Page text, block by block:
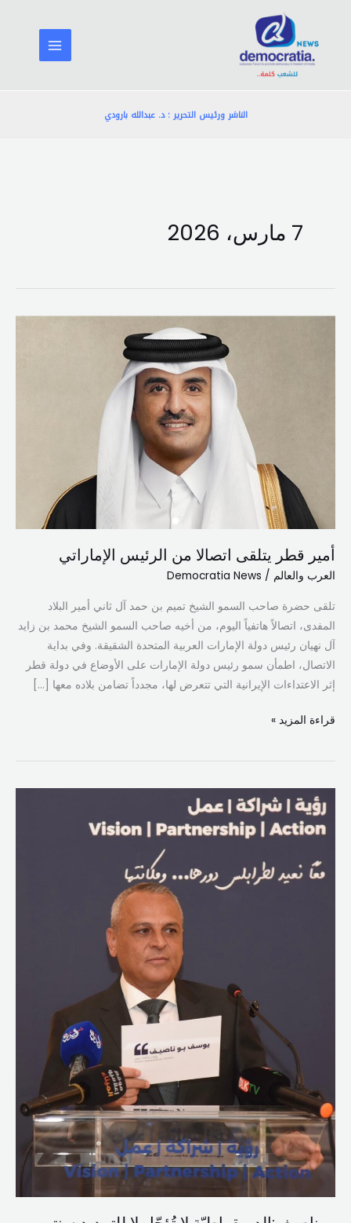
المحتوى
الناشر ورئيس التحرير : د. عبدالله بارودي
7 مارس، 2026
أمير قطر يتلقى اتصالا من الرئيس الإماراتي
العرب والعالم /
Democratia News
تلقى حضرة صاحب السمو الشيخ تميم بن حمد آل ثاني أمير البلاد
المفدى، اتصالاً هاتفياً اليوم، من أخيه صاحب السمو الشيخ محمد بن زايد
آل نهيان رئيس دولة الإمارات العربية المتحدة الشقيقة. وفي بداية
الاتصال، اطمأن سمو رئيس دولة الإمارات على الأوضاع في دولة قطر
إثر الاعتداءات الإيرانية التي تتعرض لها، مجدداً تضامن بلاده معها […]
قراءة المزيد »
ناصيف:الديمقراطيّة